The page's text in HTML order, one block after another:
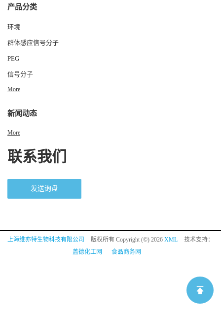
产品分类
环境
群体感应信号分子
PEG
信号分子
More
新闻动态
More
联系我们
发送询盘
上海维亦特生物科技有限公司 版权所有 Copyright (©) 2026 XML
技术支持：
盖德化工网
食品商务网